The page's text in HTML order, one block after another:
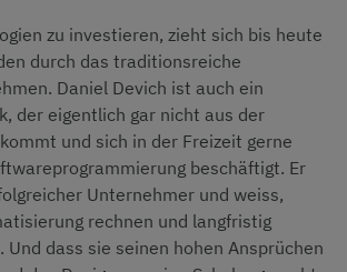
zu investieren, zieht sich bis heute
durch das traditionsreiche
Daniel Devich ist auch ein
der eigentlich gar nicht aus der
und sich in der Freizeit gerne
beschäftigt. Er
Unternehmer und weiss,
rechnen und langfristig
Und dass sie seinen hohen Ansprüchen